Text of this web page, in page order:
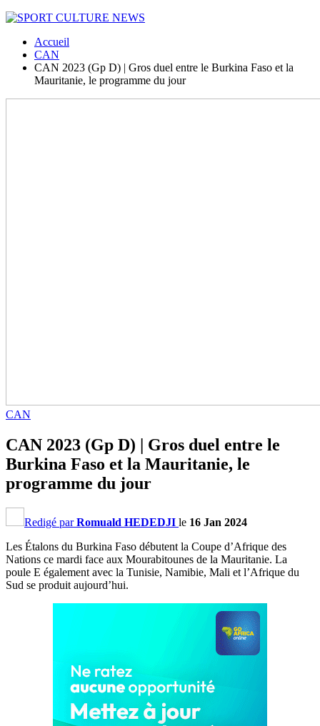
Accueil
CAN
CAN 2023 (Gp D) | Gros duel entre le Burkina Faso et la
Mauritanie, le programme du jour
CAN
CAN 2023 (Gp D) | Gros duel entre le
Burkina Faso et la Mauritanie, le
programme du jour
Redigé parRomuald HEDEDJI le 16 Jan 2024
Les Étalons du Burkina Faso débutent la Coupe d’Afrique des
Nations ce mardi face aux Mourabitounes de la Mauritanie. La
poule E également avec la Tunisie, Namibie, Mali et l’Afrique du
Sud se produit aujourd’hui.